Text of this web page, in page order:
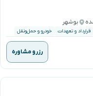
بوشهر
قرارداد و تعهدات خودرو و حمل‌ونقل
رزرو مشاوره